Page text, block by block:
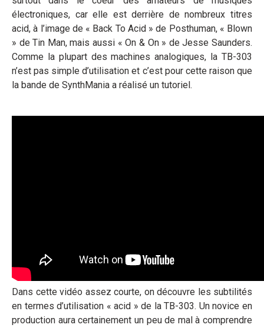
électroniques, car elle est derrière de nombreux titres
acid, à l’image de « Back To Acid » de Posthuman, « Blown
» de Tin Man, mais aussi « On & On » de Jesse Saunders.
Comme la plupart des machines analogiques, la TB-303
n’est pas simple d’utilisation et c’est pour cette raison que
la bande de SynthMania a réalisé un tutoriel.
Dans cette vidéo assez courte, on découvre les subtilités
en termes d’utilisation « acid » de la TB-303. Un novice en
production aura certainement un peu de mal à comprendre